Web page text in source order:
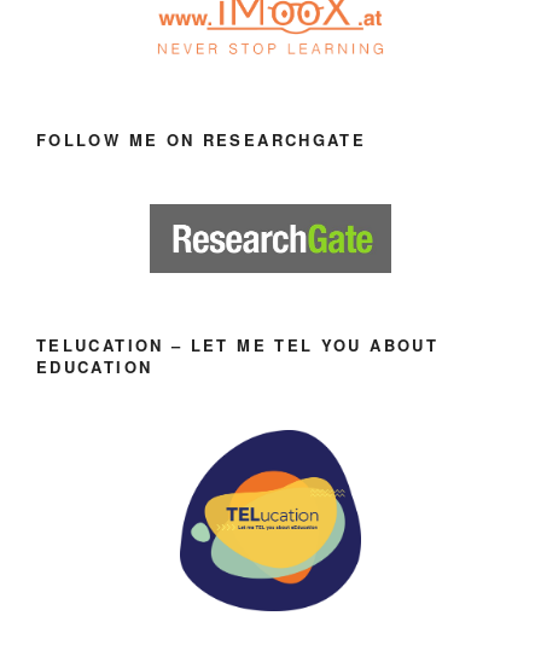
FOLLOW ME ON RESEARCHGATE
TELUCATION – LET ME TEL YOU ABOUT
EDUCATION